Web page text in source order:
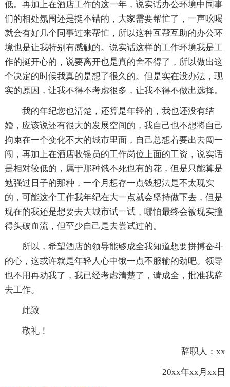
低。再加上在酒店工作的这一年，说实话办公环境中同事
们的相处氛围还是挺不错的，大家需要帮忙了，一声吆喝
就会有好几个同事过来帮忙，所以这种互帮互助的办公环
境也是让我特别有感触的。说实话这样的工作环境我是工
作的挺开心的，说要离开也是真的舍不得了，所以做出这
个决定的时候我真的是想了很久的。但是实在没办法，现
实的原因，让我不得不考虑很多，让我不得不做出选择。
我的年纪您也清楚，还算是年轻的，我也还没有结
婚，应该说还有很大的发展空间的，我自己也不想将自己
拘束在一个变化不大的城市里面，自己总想着要出去闯一
闯，再加上在酒店收银员的工作岗位上面的工资，说实话
是相对较低的，属于那种饿不死也有的花，但是只能算是
勉强过日子的那种，一个月想存一点钱想法是不太现实
的，可能这个工作我年纪在大一点就会坚持做下去，但是
现在的我还是想要去大城市试一试，哪怕最终会被现实撞
得头破血流，但至少自己是去尝试过的。
所以，希望酒店的领导能够成全我知道想要拼搏奋斗
的心，这或许就是年轻人心中饿一点不服输的劲吧。领导
也不用再劝我了，我已经考虑清楚了，请成全，批准我辞
去工作。
此致
敬礼！
辞职人：xx
20xx年xx月xx日